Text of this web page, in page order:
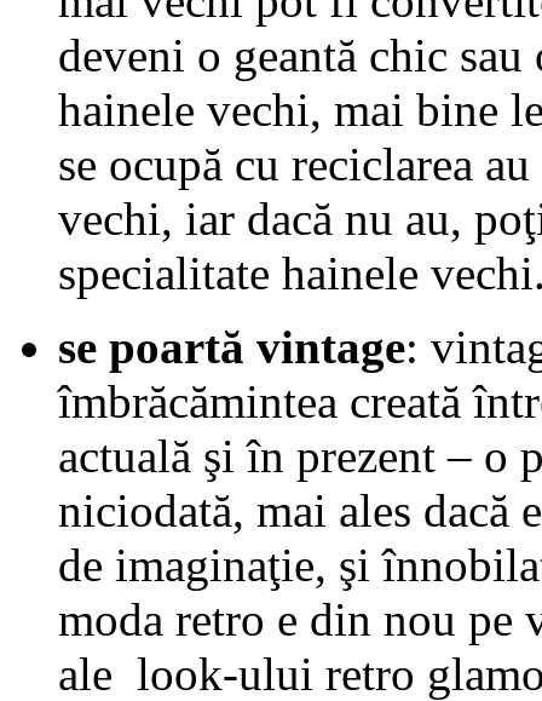
deveni o geantă chic
hainele vechi, mai bine
se ocupă cu reciclarea
vechi, iar dacă nu au,
specialitate hainele
se poartă vintage:
îmbrăcămintea creată
actuală şi în prezent – o
niciodată, mai ales dacă
de imaginaţie, şi
moda retro e din nou pe
ale look-ului retro